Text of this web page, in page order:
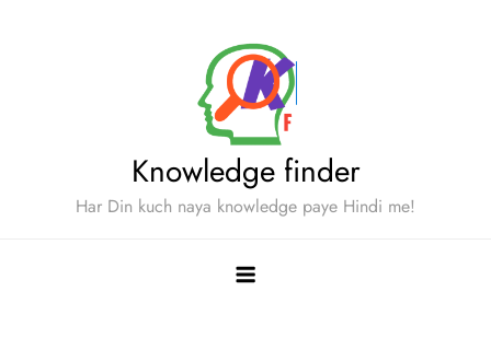
Knowledge finder
Har Din kuch naya knowledge paye Hindi me!